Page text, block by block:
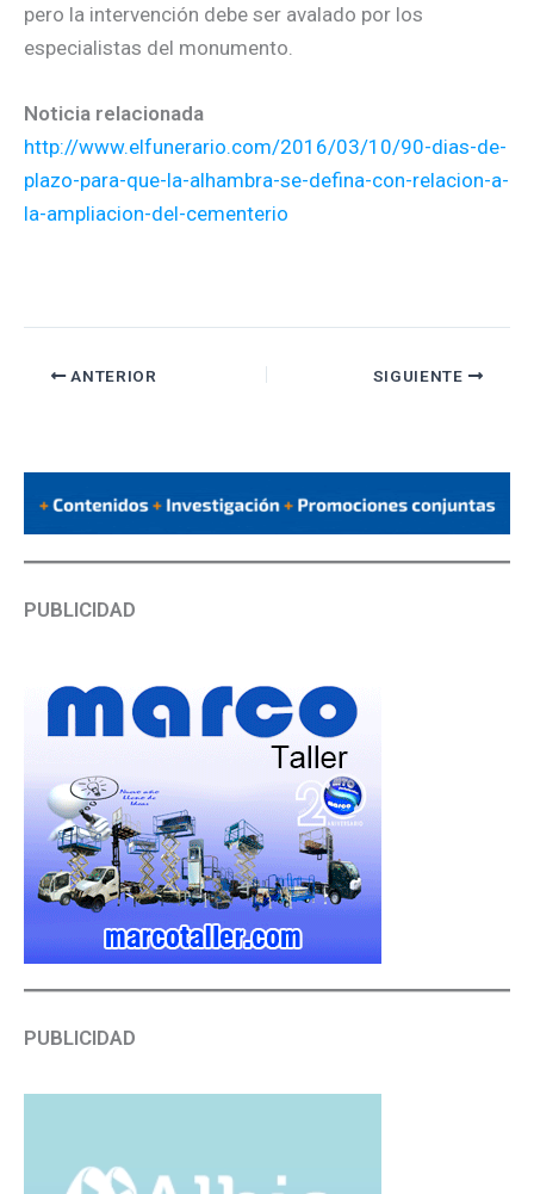
pero la intervención debe ser avalado por los
especialistas del monumento.
Noticia relacionada
http://www.elfunerario.com/2016/03/10/90-dias-de-
plazo-para-que-la-alhambra-se-defina-con-relacion-a-
la-ampliacion-del-cementerio
ANTERIOR SIGUIENTE
PUBLICIDAD
PUBLICIDAD